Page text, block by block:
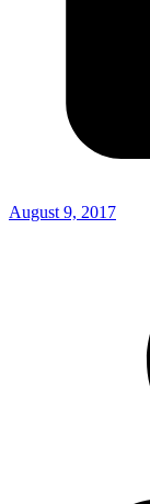
August 9, 2017